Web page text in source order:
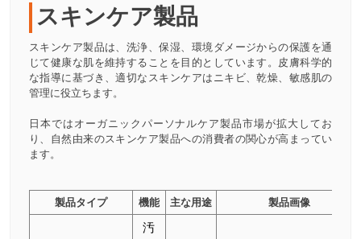
スキンケア製品
スキンケア製品は、洗浄、保湿、環境ダメージからの保護を通
じて健康な肌を維持することを目的としています。皮膚科学的
な指導に基づき、適切なスキンケアはニキビ、乾燥、敏感肌の
管理に役立ちます。
日本ではオーガニックパーソナルケア製品市場が拡大してお
り、自然由来のスキンケア製品への消費者の関心が高まってい
ます。
製品タイプ 機能 主な用途 製品画像
汚